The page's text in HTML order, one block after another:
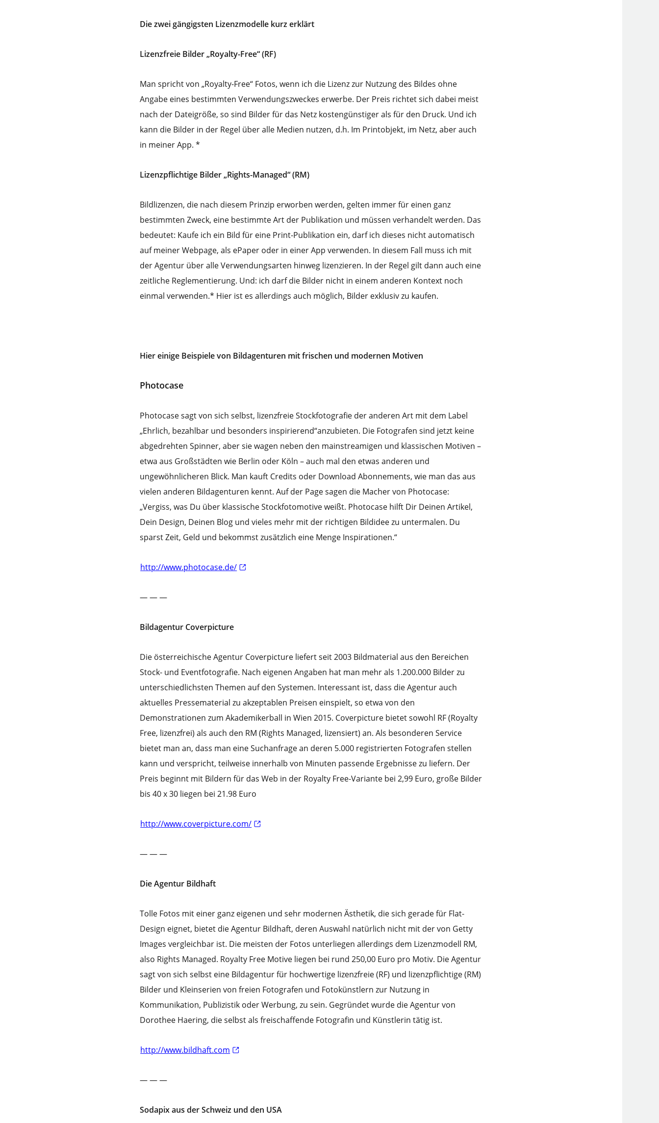
Die zwei gängigsten Lizenzmodelle kurz erklärt
Lizenzfreie Bilder „Royalty-Free“ (RF)
Man spricht von „Royalty-Free“ Fotos, wenn ich die Lizenz zur Nutzung des Bildes ohne
Angabe eines bestimmten Verwendungszweckes erwerbe. Der Preis richtet sich dabei meist
nach der Dateigröße, so sind Bilder für das Netz kostengünstiger als für den Druck. Und ich
kann die Bilder in der Regel über alle Medien nutzen, d.h. Im Printobjekt, im Netz, aber auch
in meiner App. *
Lizenzpflichtige Bilder „Rights-Managed“ (RM)
Bildlizenzen, die nach diesem Prinzip erworben werden, gelten immer für einen ganz
bestimmten Zweck, eine bestimmte Art der Publikation und müssen verhandelt werden. Das
bedeutet: Kaufe ich ein Bild für eine Print-Publikation ein, darf ich dieses nicht automatisch
auf meiner Webpage, als ePaper oder in einer App verwenden. In diesem Fall muss ich mit
der Agentur über alle Verwendungsarten hinweg lizenzieren. In der Regel gilt dann auch eine
zeitliche Reglementierung. Und: ich darf die Bilder nicht in einem anderen Kontext noch
einmal verwenden.* Hier ist es allerdings auch möglich, Bilder exklusiv zu kaufen.
Hier einige Beispiele von Bildagenturen mit frischen und modernen Motiven
Photocase
Photocase sagt von sich selbst, lizenzfreie Stockfotografie der anderen Art mit dem Label
„Ehrlich, bezahlbar und besonders inspirierend“anzubieten. Die Fotografen sind jetzt keine
abgedrehten Spinner, aber sie wagen neben den mainstreamigen und klassischen Motiven –
etwa aus Großstädten wie Berlin oder Köln – auch mal den etwas anderen und
ungewöhnlicheren Blick. Man kauft Credits oder Download Abonnements, wie man das aus
vielen anderen Bildagenturen kennt. Auf der Page sagen die Macher von Photocase:
„Vergiss, was Du über klassische Stockfotomotive weißt. Photocase hilft Dir Deinen Artikel,
Dein Design, Deinen Blog und vieles mehr mit der richtigen Bildidee zu untermalen. Du
sparst Zeit, Geld und bekommst zusätzlich eine Menge Inspirationen.“
http://www.photocase.de/
— — —
Bildagentur Coverpicture
Die österreichische Agentur Coverpicture liefert seit 2003 Bildmaterial aus den Bereichen
Stock- und Eventfotografie. Nach eigenen Angaben hat man mehr als 1.200.000 Bilder zu
unterschiedlichsten Themen auf den Systemen. Interessant ist, dass die Agentur auch
aktuelles Pressematerial zu akzeptablen Preisen einspielt, so etwa von den
Demonstrationen zum Akademikerball in Wien 2015. Coverpicture bietet sowohl RF (Royalty
Free, lizenzfrei) als auch den RM (Rights Managed, lizensiert) an. Als besonderen Service
bietet man an, dass man eine Suchanfrage an deren 5.000 registrierten Fotografen stellen
kann und verspricht, teilweise innerhalb von Minuten passende Ergebnisse zu liefern. Der
Preis beginnt mit Bildern für das Web in der Royalty Free-Variante bei 2,99 Euro, große Bilder
bis 40 x 30 liegen bei 21.98 Euro
http://www.coverpicture.com/
— — —
Die Agentur Bildhaft
Tolle Fotos mit einer ganz eigenen und sehr modernen Ästhetik, die sich gerade für Flat-
Design eignet, bietet die Agentur Bildhaft, deren Auswahl natürlich nicht mit der von Getty
Images vergleichbar ist. Die meisten der Fotos unterliegen allerdings dem Lizenzmodell RM,
also Rights Managed. Royalty Free Motive liegen bei rund 250,00 Euro pro Motiv. Die Agentur
sagt von sich selbst eine Bildagentur für hochwertige lizenzfreie (RF) und lizenzpflichtige (RM)
Bilder und Kleinserien von freien Fotografen und Fotokünstlern zur Nutzung in
Kommunikation, Publizistik oder Werbung, zu sein. Gegründet wurde die Agentur von
Dorothee Haering, die selbst als freischaffende Fotografin und Künstlerin tätig ist.
http://www.bildhaft.com
— — —
Sodapix aus der Schweiz und den USA